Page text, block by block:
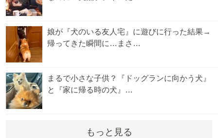
娘が『犬のいる友人宅』に遊びに行った結果→
帰ってきた瞬間に…まさ…
まるで小さな子供？『ドッグランに向かう犬』
と『家に帰る時の犬』…
もっと見る